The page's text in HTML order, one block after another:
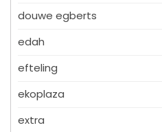
douwe egberts
edah
efteling
ekoplaza
extra